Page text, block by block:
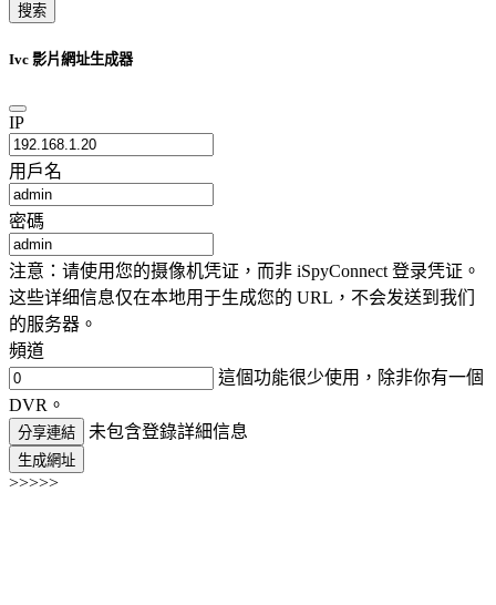
搜索
Ivc 影片網址生成器
IP
用戶名
密碼
注意：请使用您的摄像机凭证，而非 iSpyConnect 登录凭证。
这些详细信息仅在本地用于生成您的 URL，不会发送到我们
的服务器。
頻道
這個功能很少使用，除非你有一個
DVR。
分享連結 未包含登錄詳細信息
生成網址
>>>>>